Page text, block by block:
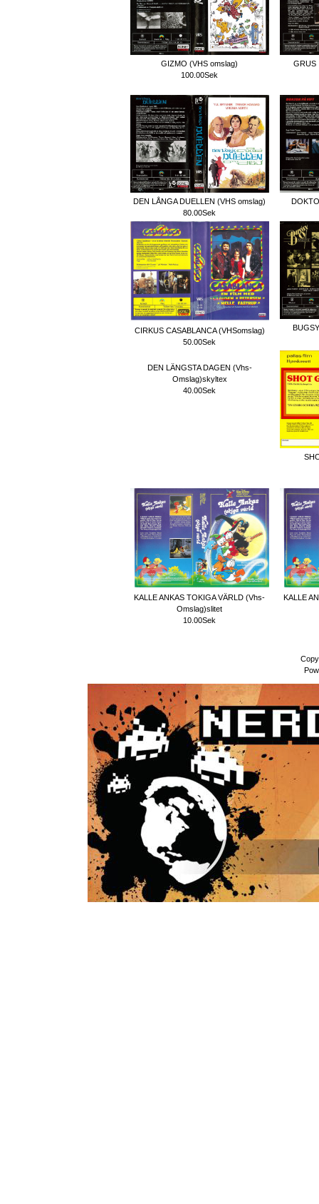
GIZMO (VHS omslag)
100.00Sek
GRUS
DEN LÅNGA DUELLEN (VHS omslag)
80.00Sek
CIRKUS CASABLANCA (VHSomslag)
50.00Sek
DEN LÄNGSTA DAGEN (Vhs-
Omslag)skyltex
40.00Sek
KALLE ANKAS TOKIGA VÄRLD (Vhs-
Omslag)slitet
10.00Sek
KALLE